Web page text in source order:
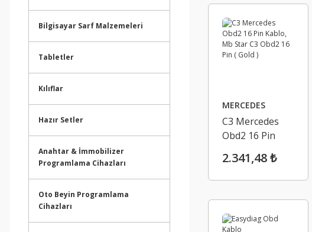
Bilgisayar Sarf Malzemeleri
Tabletler
Kılıflar
Hazır Setler
Anahtar & İmmobilizer
Programlama Cihazları
Oto Beyin Programlama
Cihazları
MERCEDES
C3 Mercedes
Obd2 16 Pin
C3 Obd2 16 Pin
( Gold )
2.341,48 ₺